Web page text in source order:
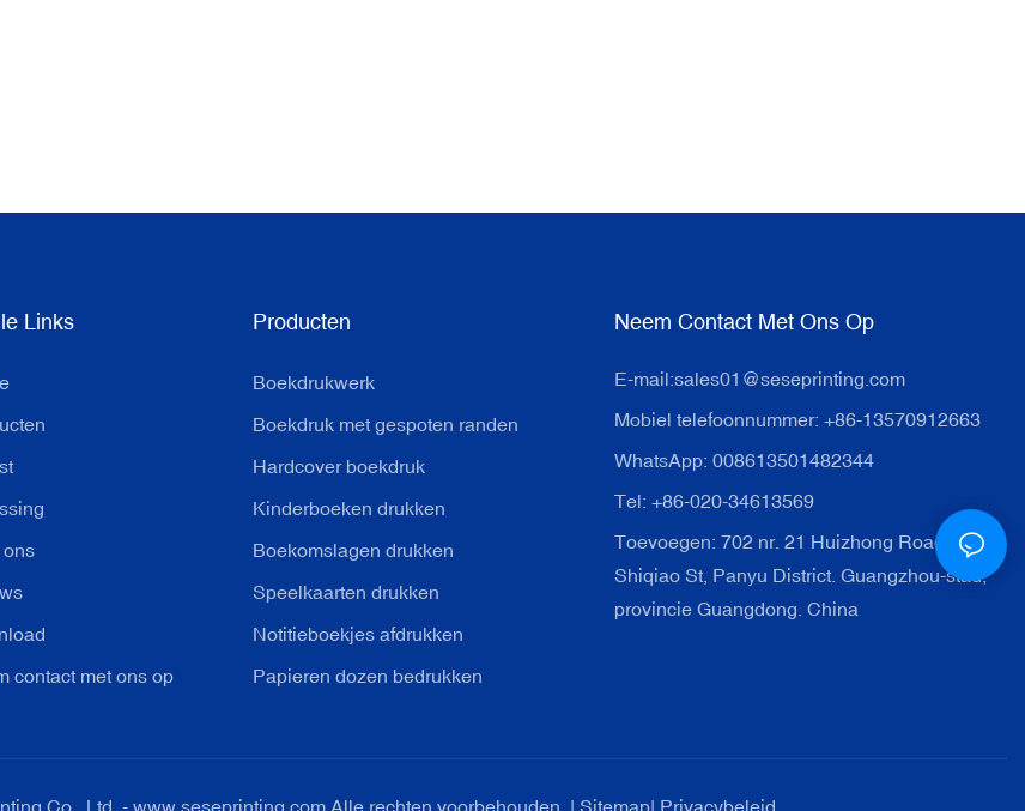
Links
ons
contact met ons op
Producten
Boekdrukwerk
Boekdruk met gespoten randen
Hardcover boekdruk
Kinderboeken drukken
Boekomslagen drukken
Speelkaarten drukken
Notitieboekjes afdrukken
Papieren dozen bedrukken
Neem Contact Met Ons Op
E-mail:sales01@seseprinting.com
Mobiel telefoonnummer: +86-13570912663
WhatsApp: 008613501482344
Tel: +86-020-34613569
Toevoegen: 702 nr. 21 Huizhong Road,
Shiqiao St, Panyu District. Guangzhou-stad,
provincie Guangdong. China
Co., Ltd. - www.seseprinting.com Alle rechten voorbehouden. | Sitemap| Privacybeleid